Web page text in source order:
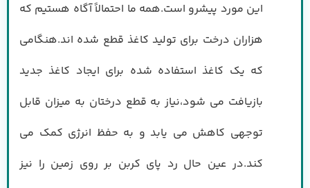
این مورد پیشرو است.همه ما احتمالاً آگاه هستیم که
هزاران درخت برای تولید کاغذ قطع شده اند.هنگامی
که یک کاغذ استفاده شده برای ایجاد کاغذ جدید
بازیافت می شود،نیاز به قطع درختان به میزان قابل
توجهی کاهش می یابد و به حفظ انرژی کمک می
کند.در عین حال رد پای کربن بر روی زمین را نیز